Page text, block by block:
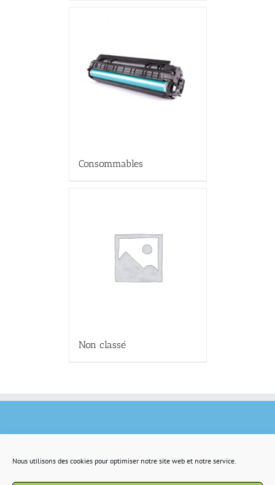
Nous utilisons des cookies pour optimiser notre site web et notre service.
Consommables
Non classé